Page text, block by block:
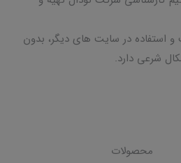
استفاده در سایت های دیگر، بدون
شرعی دارد.
محصولات